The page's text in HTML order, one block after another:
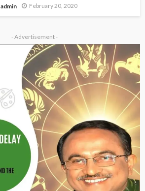
admin February 20, 2020
- Advertisement -